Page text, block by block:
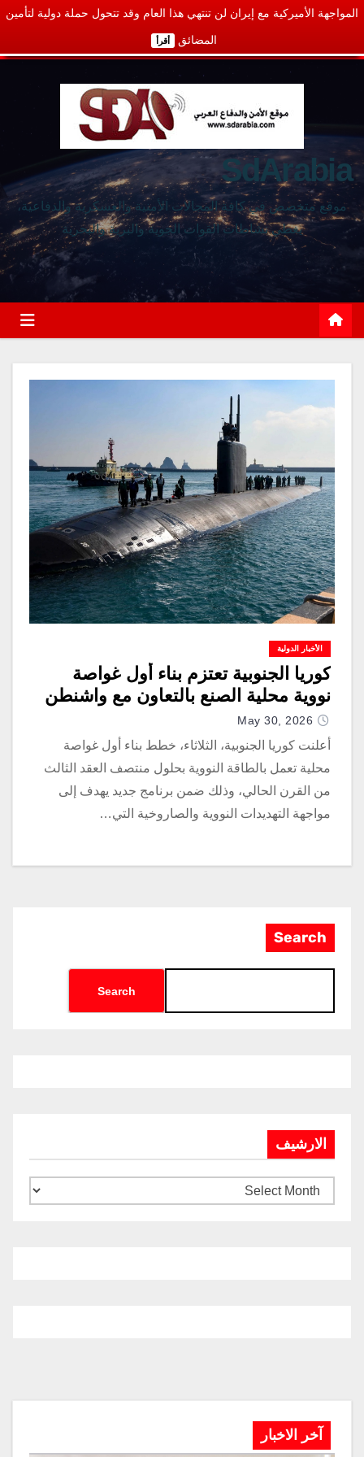
المواجهة الأميركية مع إيران لن تنتهي هذا العام وقد تتحول حملة دولية لتأمين
المضائق أقرأ
SdArabia
موقع متخصص في كافة المجالات الأمنية والعسكرية والدفاعية،
يغطي نشاطات القوات الجوية والبرية والبحرية
الأخبار الدولية
كوريا الجنوبية تعتزم بناء أول غواصة
نووية محلية الصنع بالتعاون مع واشنطن
May 30, 2026
أعلنت كوريا الجنوبية، الثلاثاء، خطط بناء أول غواصة
محلية تعمل بالطاقة النووية بحلول منتصف العقد الثالث
من القرن الحالي، وذلك ضمن برنامج جديد يهدف إلى
مواجهة التهديدات النووية والصاروخية التي…
Search
Search
الارشيف
آخر الاخبار